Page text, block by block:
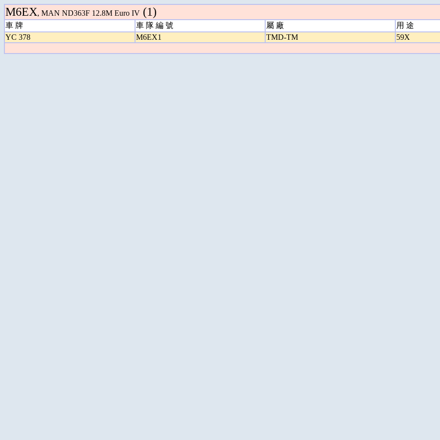
M6EX, MAN ND363F 12.8M Euro IV (1)
車 牌 車 隊 編 號 屬 廠 用 途
YC 378
M6EX1 TMD-TM 59X